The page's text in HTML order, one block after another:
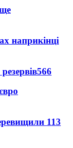
наприкінці
566
113